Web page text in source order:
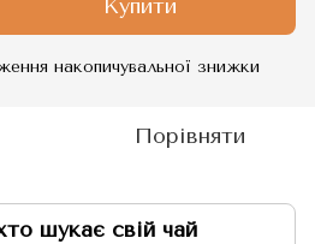
Купити
накопичувальної знижки
Порівняти
шукає свій чай